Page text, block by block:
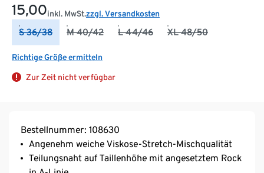
15,00inkl. MwSt.zzgl. Versandkosten
S 36/38 M 40/42 L 44/46 XL 48/50
Richtige Größe ermitteln
Zur Zeit nicht verfügbar
Bestellnummer: 108630
Angenehm weiche Viskose-Stretch-Mischqualität
Teilungsnaht auf Taillenhöhe mit angesetztem Rock